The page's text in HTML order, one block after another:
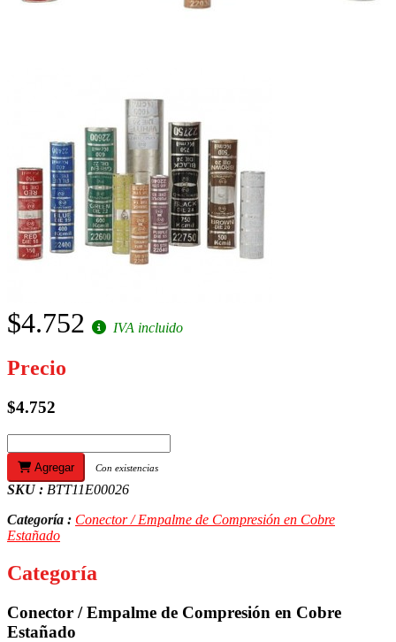
$4.752 IVA incluido
Precio
$4.752
Agregar Con existencias
SKU : BTT11E00026
Categoría : Conector / Empalme de Compresión en Cobre
Estañado
Categoría
Conector / Empalme de Compresión en Cobre
Estañado